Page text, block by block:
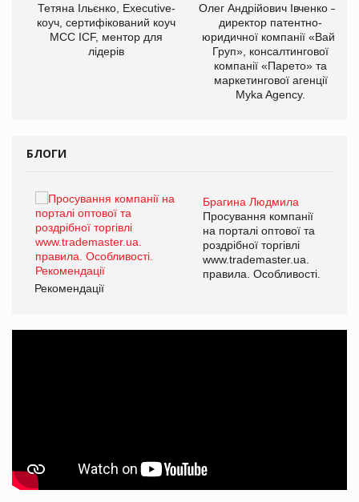
Тетяна Ільєнко, Executive-
коуч, сертифікований коуч
МСС ICF, ментор для
лідерів
Олег Андрійович Івченко —
директор патентно-
юридичної компанії «Вайз
Груп», консалтингової
компанії «Парето» та
маркетингової агенції
Myka Agency.
БЛОГИ
Брагина Людмила
Просування компанії
на порталі оптової та
роздрібної торгівлі
www.trademaster.ua.
правила. Особливості.
Рекомендації